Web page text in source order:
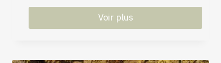
Voir plus